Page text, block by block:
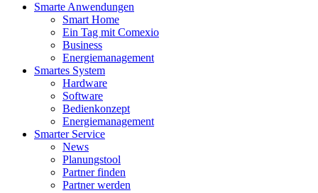
Smarte Anwendungen
Smart Home
Ein Tag mit Comexio
Business
Energiemanagement
Smartes System
Hardware
Software
Bedienkonzept
Energiemanagement
Smarter Service
News
Planungstool
Partner finden
Partner werden